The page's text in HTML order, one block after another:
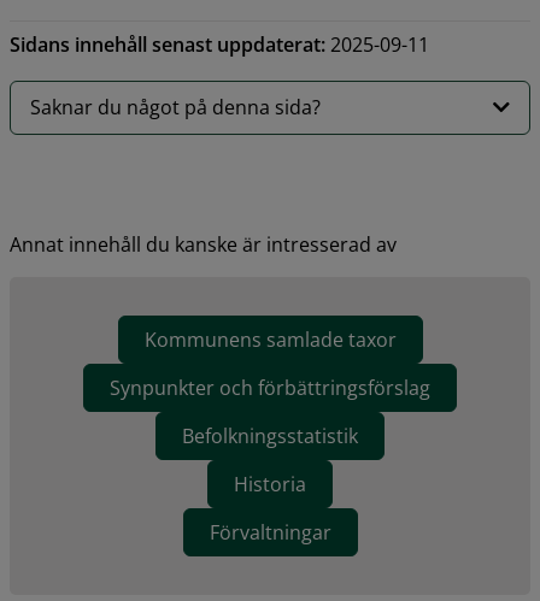
Sidans innehåll senast uppdaterat:2025-09-11
Saknar du något på denna sida?
Annat innehåll du kanske är intresserad av
Kommunens samlade taxor
Synpunkter och förbättringsförslag
Befolkningsstatistik
Historia
Förvaltningar